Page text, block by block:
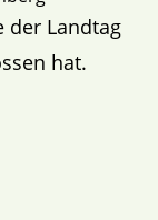
der Landtag
hat.